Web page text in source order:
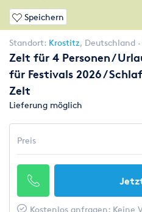
Speichern
Standort: Krostitz, Deutschland
Zelt für 4 Personen /
für Festivals 2026 /
Zelt
Lieferung möglich
Preis
Kostenlos anfragen: Keine